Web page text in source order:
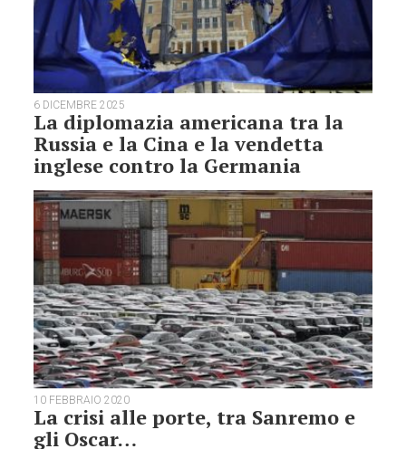
6 DICEMBRE 2025
La diplomazia americana tra la
Russia e la Cina e la vendetta
inglese contro la Germania
10 FEBBRAIO 2020
La crisi alle porte, tra Sanremo e
gli Oscar…